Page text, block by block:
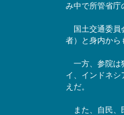
み中で所管省庁
国土交通委員
者）と身内から
一方、参院は
イ、インドネ
えだ。
また、自民、